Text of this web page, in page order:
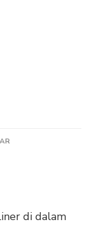
PADA
JEPANGdi dalam